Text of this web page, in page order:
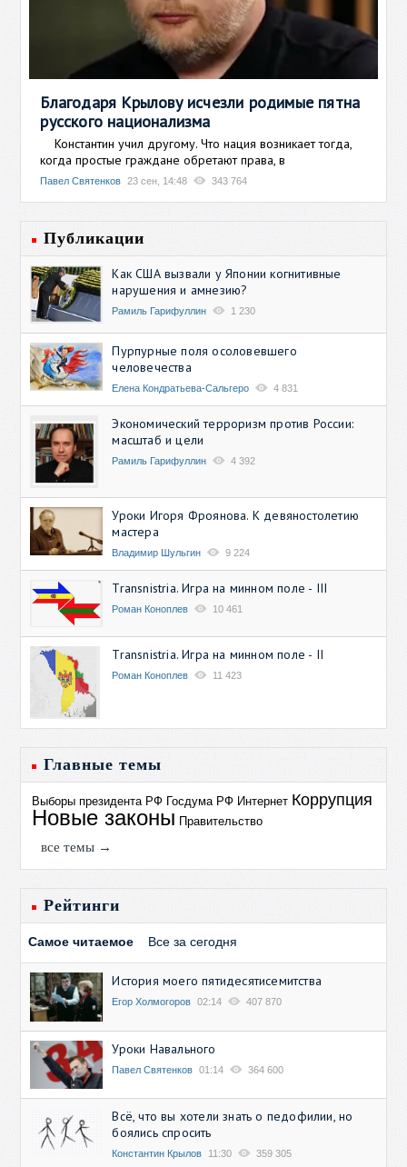
Благодаря Крылову исчезли родимые пятна
русского национализма
Константин учил другому. Что нация возникает тогда,
когда простые граждане обретают права, в
Павел Святенков 23 сен, 14:48 343 764
Публикации
Как США вызвали у Японии когнитивные
нарушения и амнезию?
Рамиль Гарифуллин 1 230
Пурпурные поля осоловевшего
человечества
Елена Кондратьева-Сальгеро 4 831
Экономический терроризм против России:
масштаб и цели
Рамиль Гарифуллин 4 392
Уроки Игоря Фроянова. К девяностолетию
мастера
Владимир Шульгин 9 224
Transnistria. Игра на минном поле - III
Роман Коноплев 10 461
Transnistria. Игра на минном поле - II
Роман Коноплев 11 423
Главные темы
Выборы президента РФ Госдума РФ Интернет Коррупция
Новые законы Правительство
все темы →
Рейтинги
Самое читаемое Все за сегодня
История моего пятидесятисемитства
Егор Холмогоров 02:14 407 870
Уроки Навального
Павел Святенков 01:14 364 600
Всё, что вы хотели знать о педофилии, но
боялись спросить
Константин Крылов 11:30 359 305